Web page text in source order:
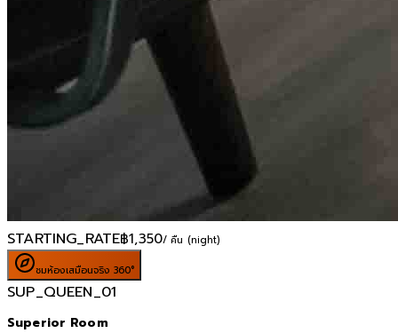
STARTING_RATE฿1,350/ คืน (night)
ชมห้องเสมือนจริง 360°
SUP_QUEEN_01
Superior Room